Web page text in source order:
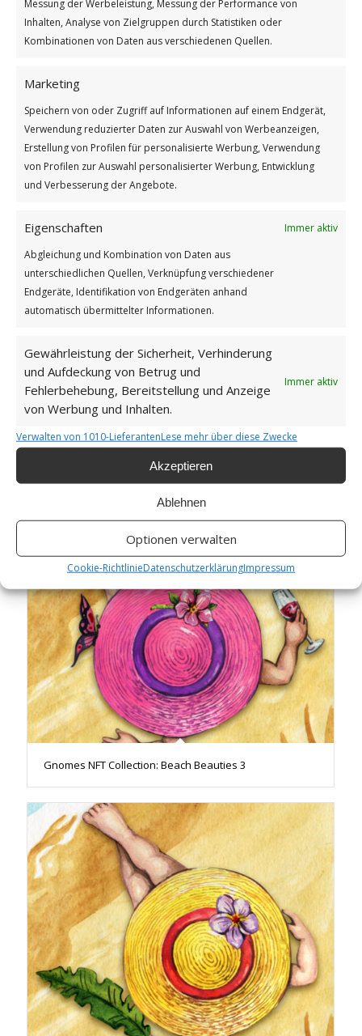
Messung der Werbeleistung, Messung der Performance von
Inhalten, Analyse von Zielgruppen durch Statistiken oder
Kombinationen von Daten aus verschiedenen Quellen.
Marketing
Speichern von oder Zugriff auf Informationen auf einem Endgerät,
Verwendung reduzierter Daten zur Auswahl von Werbeanzeigen,
Erstellung von Profilen für personalisierte Werbung, Verwendung
von Profilen zur Auswahl personalisierter Werbung, Entwicklung
und Verbesserung der Angebote.
Eigenschaften
Immer aktiv
Abgleichung und Kombination von Daten aus
unterschiedlichen Quellen, Verknüpfung verschiedener
Endgeräte, Identifikation von Endgeräten anhand
automatisch übermittelter Informationen.
Gewährleistung der Sicherheit, Verhinderung
und Aufdeckung von Betrug und
Fehlerbehebung, Bereitstellung und Anzeige
von Werbung und Inhalten.
Immer aktiv
Verwalten von 1010-LieferantenLese mehr über diese Zwecke
Akzeptieren
Ablehnen
Optionen verwalten
Cookie-RichtlinieDatenschutzerklärungImpressum
Gnomes NFT Collection: Beach Beauties 5
Gnomes NFT Collection: Beach Beauties 3